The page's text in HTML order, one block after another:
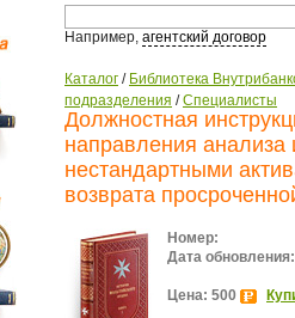
Например, агентский договор
Каталог / Библиотека
подразделения /Специалисты
Должностная
направления анализа
нестандартными
возврата
Номер:
Дата обновления:
Цена: 500